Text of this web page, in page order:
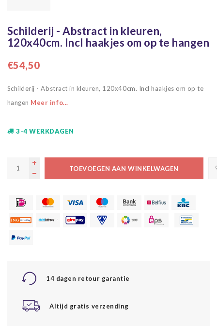
Schilderij - Abstract in kleuren,
120x40cm. Incl haakjes om op te hangen
€54,50
Schilderij - Abstract in kleuren, 120x40cm. Incl haakjes om op te
hangen Meer info...
3-4 WERKDAGEN
TOEVOEGEN AAN WINKELWAGEN
14 dagen retour garantie
Altijd gratis verzending